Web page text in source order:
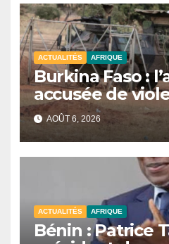
ACTUALITÉS AFRIQUE
Burkina Faso :
accusée de
des civils après
jihadiste.
AOÛT 6, 2026
ACTUALITÉS AFRIQUE
Bénin : Patrice